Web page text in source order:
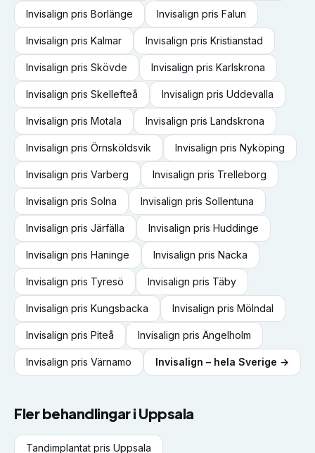
Invisalign pris Borlänge Invisalign pris Falun
Invisalign pris Kalmar Invisalign pris Kristianstad
Invisalign pris Skövde Invisalign pris Karlskrona
Invisalign pris Skellefteå Invisalign pris Uddevalla
Invisalign pris Motala Invisalign pris Landskrona
Invisalign pris Örnsköldsvik Invisalign pris Nyköping
Invisalign pris Varberg Invisalign pris Trelleborg
Invisalign pris Solna Invisalign pris Sollentuna
Invisalign pris Järfälla Invisalign pris Huddinge
Invisalign pris Haninge Invisalign pris Nacka
Invisalign pris Tyresö Invisalign pris Täby
Invisalign pris Kungsbacka Invisalign pris Mölndal
Invisalign pris Piteå Invisalign pris Ängelholm
Invisalign pris Värnamo Invisalign – hela Sverige →
Fler behandlingar i Uppsala
Tandimplantat pris Uppsala